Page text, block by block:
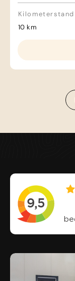
Kilometerstand
10 km